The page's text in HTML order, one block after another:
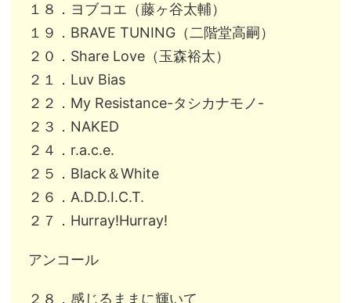
１８．ヨブコエ（藤ヶ谷太輔）
１９．BRAVE TUNING（二階堂高嗣）
２０．Share Love（玉森裕太）
２１．Luv Bias
２２．My Resistance-タシカナモノ-
２３．NAKED
２４．r.a.c.e.
２５．Black＆White
２６．A.D.D.I.C.T.
２７．Hurray!Hurray!
アンコール
２８．感じるままに輝いて